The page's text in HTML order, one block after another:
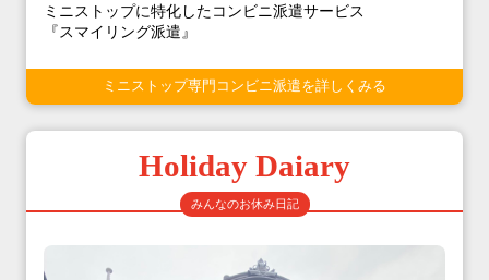
ミニストップに特化したコンビニ派遣サービス
『スマイリング派遣』
ミニストップ専門コンビニ派遣を詳しくみる
Holiday Daiary
みんなのお休み日記